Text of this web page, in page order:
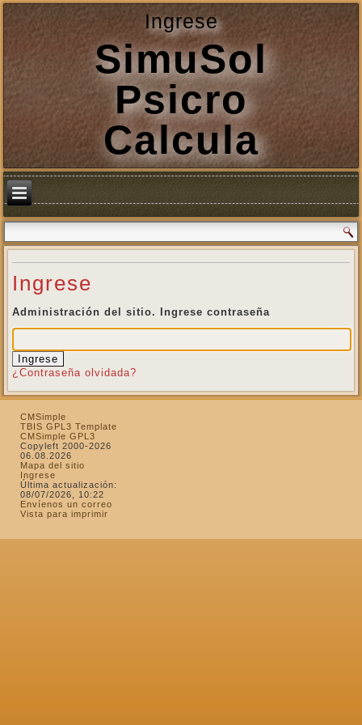
Ingrese
SimuSol
Psicro
Calcula
Ingrese
Administración del sitio. Ingrese contraseña
¿Contraseña olvidada?
CMSimple
TBIS GPL3 Template
CMSimple GPL3
Copyleft 2000-2026
06.08.2026
Mapa del sitio
Ingrese
Última actualización:
08/07/2026, 10:22
Envíenos un correo
Vista para imprimir